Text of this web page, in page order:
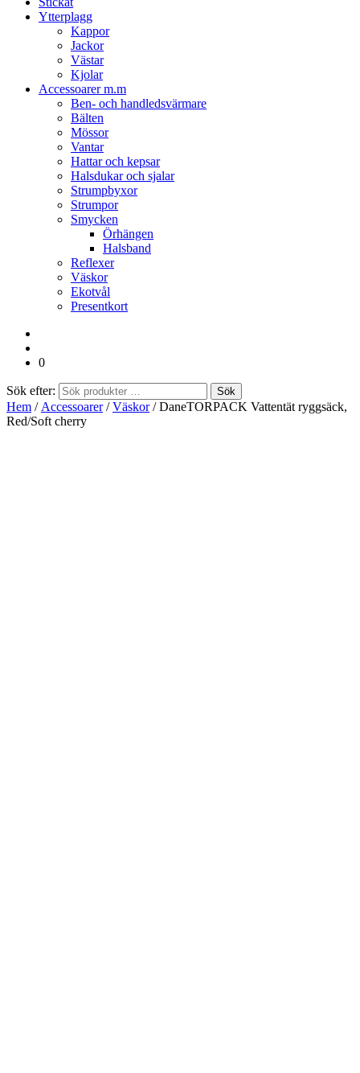
Ytterplagg
Kappor
Jackor
Västar
Kjolar
Accessoarer m.m
Ben- och handledsvärmare
Bälten
Mössor
Vantar
Hattar och kepsar
Halsdukar och sjalar
Strumpbyxor
Strumpor
Smycken
Örhängen
Halsband
Reflexer
Väskor
Ekotvål
Presentkort
0
Sök efter: Sök
Hem / Accessoarer/Väskor/ DaneTORPACK Vattentät ryggsäck,
Red/Soft cherry